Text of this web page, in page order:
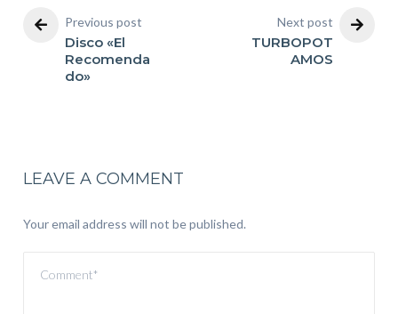
Previous post
Disco «El
Recomenda
do»
Next post
TURBOPOT
AMOS
LEAVE A COMMENT
Your email address will not be published.